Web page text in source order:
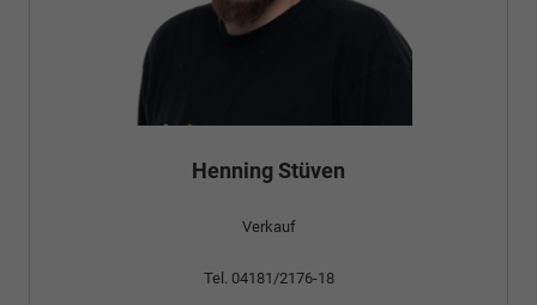
Henning Stüven
Verkauf
Tel. 04181/2176-18